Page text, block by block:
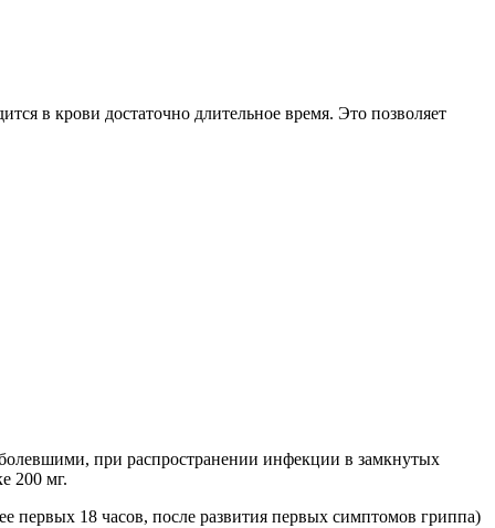
в крови достаточно длительное время. Это позволяет
при распространении инфекции в замкнутых
200 мг.
первых 18 часов, после развития первых симптомов гриппа)